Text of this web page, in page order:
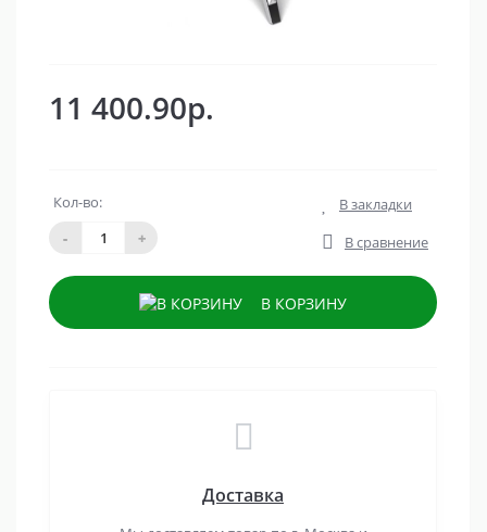
11 400.90р.
Кол-во:
-
+
В закладки
В сравнение
В КОРЗИНУ
Доставка